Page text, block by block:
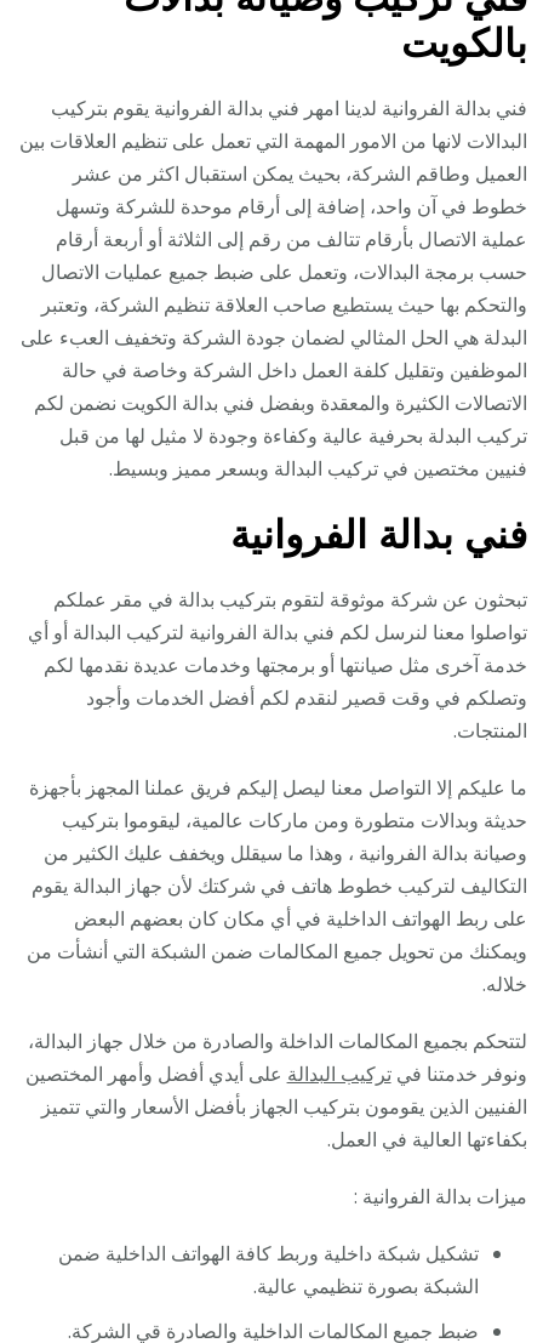
بالكويت
فني بدالة الفروانية لدينا امهر فني بدالة الفروانية يقوم بتركيب
البدالات لانها من الامور المهمة التي تعمل على تنظيم العلاقات بين
العميل وطاقم الشركة، بحيث يمكن استقبال اكثر من عشر
خطوط في آن واحد، إضافة إلى أرقام موحدة للشركة وتسهل
عملية الاتصال بأرقام تتالف من رقم إلى الثلاثة أو أربعة أرقام
حسب برمجة البدالات، وتعمل على ضبط جميع عمليات الاتصال
والتحكم بها حيث يستطيع صاحب العلاقة تنظيم الشركة، وتعتبر
البدلة هي الحل المثالي لضمان جودة الشركة وتخفيف العبء على
الموظفين وتقليل كلفة العمل داخل الشركة وخاصة في حالة
الاتصالات الكثيرة والمعقدة وبفضل فني بدالة الكويت نضمن لكم
تركيب البدلة بحرفية عالية وكفاءة وجودة لا مثيل لها من قبل
فنيين مختصين في تركيب البدالة وبسعر مميز وبسيط.
فني بدالة الفروانية
تبحثون عن شركة موثوقة لتقوم بتركيب بدالة في مقر عملكم
تواصلوا معنا لنرسل لكم فني بدالة الفروانية لتركيب البدالة أو أي
خدمة آخرى مثل صيانتها أو برمجتها وخدمات عديدة نقدمها لكم
وتصلكم في وقت قصير لنقدم لكم أفضل الخدمات وأجود
المنتجات.
ما عليكم إلا التواصل معنا ليصل إليكم فريق عملنا المجهز بأجهزة
حديثة وبدالات متطورة ومن ماركات عالمية، ليقوموا بتركيب
وصيانة بدالة الفروانية ، وهذا ما سيقلل ويخفف عليك الكثير من
التكاليف لتركيب خطوط هاتف في شركتك لأن جهاز البدالة يقوم
على ربط الهواتف الداخلية في أي مكان كان بعضهم البعض
ويمكنك من تحويل جميع المكالمات ضمن الشبكة التي أنشأت من
خلاله.
لتتحكم بجميع المكالمات الداخلة والصادرة من خلال جهاز البدالة،
ونوفر خدمتنا فيتركيب البدالة على أيدي أفضل وأمهر المختصين
الفنيين الذين يقومون بتركيب الجهاز بأفضل الأسعار والتي تتميز
بكفاءتها العالية في العمل.
ميزات بدالة الفروانية :
تشكيل شبكة داخلية وربط كافة الهواتف الداخلية ضمن
الشبكة بصورة تنظيمي عالية.
ضبط جميع المكالمات الداخلية والصادرة قي الشركة.